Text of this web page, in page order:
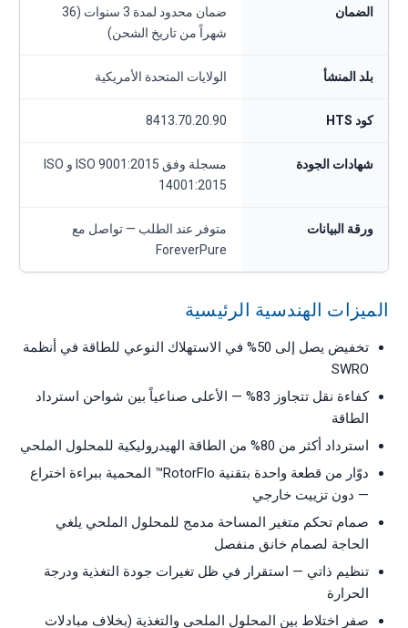
الضمان
ضمان محدود لمدة 3 سنوات (36
شهراً من تاريخ الشحن)
بلد المنشأ الولايات المتحدة الأمريكية
كود HTS 8413.70.20.90
شهادات الجودة
مسجلة وفق ISO 9001:2015 و ISO
14001:2015
ورقة البيانات
متوفر عند الطلب — تواصل مع
ForeverPure
الميزات الهندسية الرئيسية
تخفيض يصل إلى 50% في الاستهلاك النوعي للطاقة في أنظمة
SWRO
كفاءة نقل تتجاوز 83% — الأعلى صناعياً بين شواحن استرداد
الطاقة
استرداد أكثر من 80% من الطاقة الهيدروليكية للمحلول الملحي
دوّار من قطعة واحدة بتقنية RotorFlo™ المحمية ببراءة اختراع
— دون تزييت خارجي
صمام تحكم متغير المساحة مدمج للمحلول الملحي يلغي
الحاجة لصمام خانق منفصل
تنظيم ذاتي — استقرار في ظل تغيرات جودة التغذية ودرجة
الحرارة
صفر اختلاط بين المحلول الملحي والتغذية (بخلاف مبادلات